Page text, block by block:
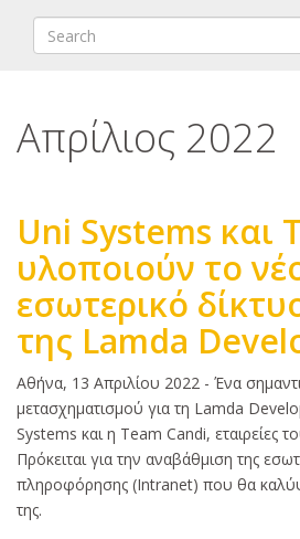
Search
Απρίλιος 2022
Uni Systems και
υλοποιούν το
εσωτερικό
της Lamda
Κυρίως
κείμενο
Αθήνα, 13 Απριλίου 2022 - Ένα
μετασχηματισμού για τη Lamda
Systems και η Team Candi, εταιρείες
Πρόκειται για την αναβάθμιση της
πληροφόρησης (Intranet) που θα
της.